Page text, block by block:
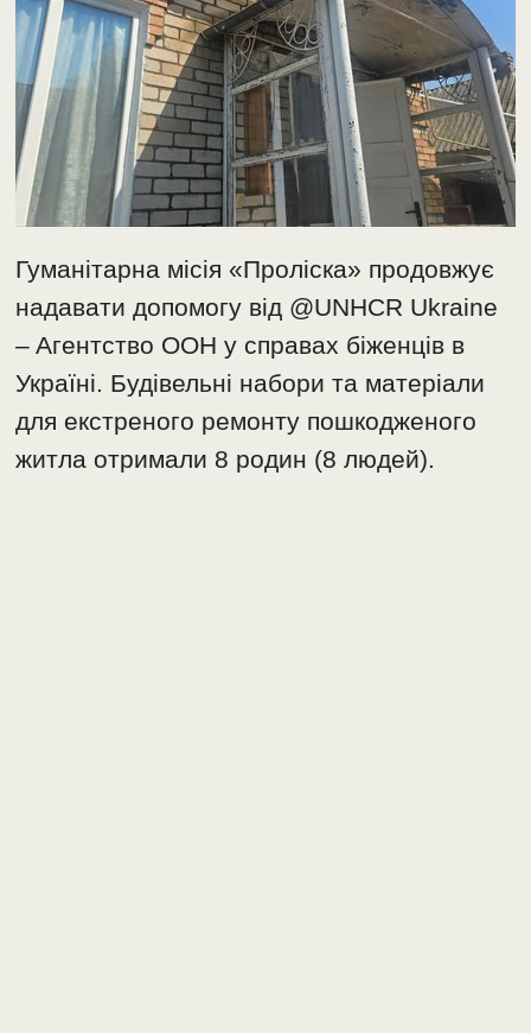
Гуманітарна місія «Проліска» продовжує
надавати допомогу від @UNHCR Ukraine
– Aгентство ООН у справах біженців в
Україні. Будівельні набори та матеріали
для екстреного ремонту пошкодженого
житла отримали 8 родин (8 людей).